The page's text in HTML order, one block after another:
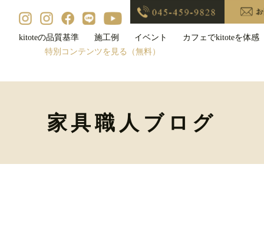
kitoteの品質基準 施工例 イベント カフェでkitoteを体感
特別コンテンツを見る（無料）
家具職人ブログ